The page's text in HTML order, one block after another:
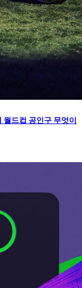
드컵 공인구 무엇이